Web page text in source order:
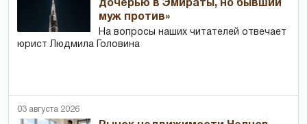
дочерью в Эмираты, но бывший
муж против»
На вопросы наших читателей отвечает
юрист Людмила Головина
03 августа 2026